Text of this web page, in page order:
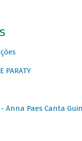
PARATY
- Anna Paes Canta